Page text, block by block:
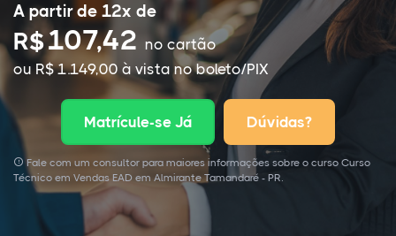
A partir de 12x de
R$107,42 no cartão
ou R$ 1.149,00 à vista no boleto/PIX
Matrícule-se Já Dúvidas?
Fale com um consultor para maiores informações sobre o curso Curso
Técnico em Vendas EAD em Almirante Tamandaré - PR.